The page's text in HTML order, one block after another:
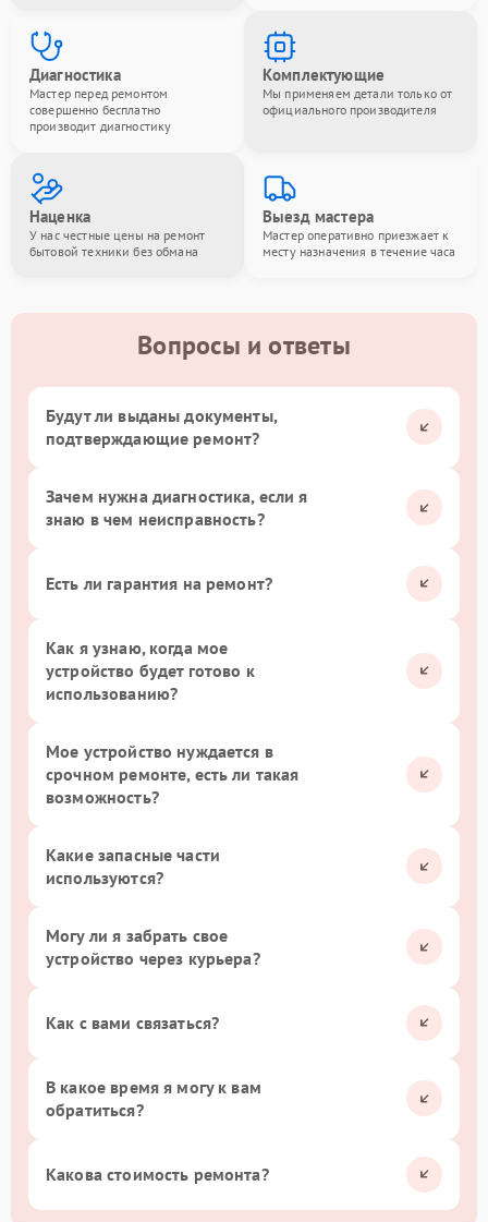
Диагностика
Мастер перед ремонтом
совершенно бесплатно
производит диагностику
Комплектующие
Мы применяем детали только от
официального производителя
Наценка
У нас честные цены на ремонт
бытовой техники без обмана
Выезд мастера
Мастер оперативно приезжает к
месту назначения в течение часа
Вопросы и ответы
Будут ли выданы документы,
подтверждающие ремонт?
Зачем нужна диагностика, если я
знаю в чем неисправность?
Есть ли гарантия на ремонт?
Как я узнаю, когда мое
устройство будет готово к
использованию?
Мое устройство нуждается в
срочном ремонте, есть ли такая
возможность?
Какие запасные части
используются?
Могу ли я забрать свое
устройство через курьера?
Как с вами связаться?
В какое время я могу к вам
обратиться?
Какова стоимость ремонта?